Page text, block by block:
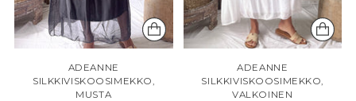
ADEANNE
SILKKIVISKOOSIMEKKO,
MUSTA
ADEANNE
SILKKIVISKOOSIMEKKO,
VALKOINEN